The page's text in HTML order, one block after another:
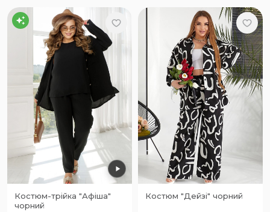
Костюм-трійка "Афіша"
чорний
Костюм "Дейзі" чорний